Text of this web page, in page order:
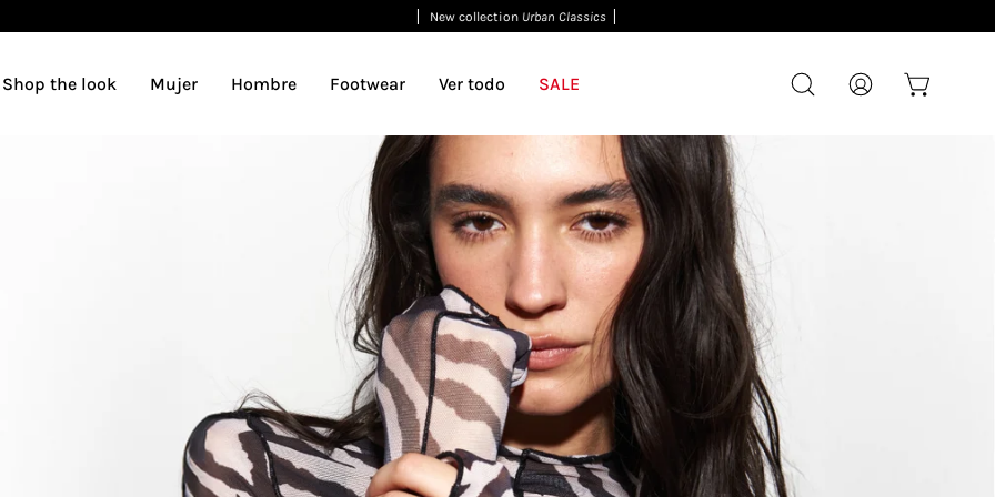
Shop the look Mujer Hombre Footwear Ver todo SALE
Abrir barra de búsqueda
Mi cuentaCarro abierto